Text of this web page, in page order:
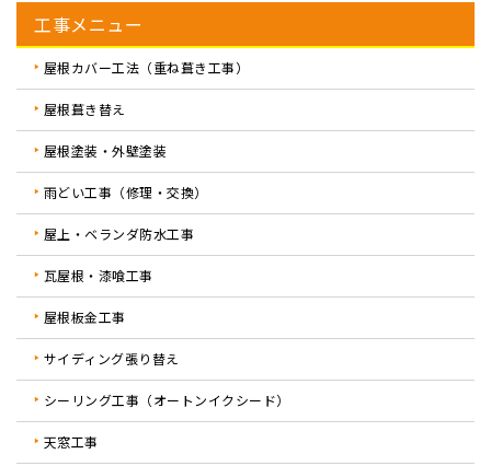
工事メニュー
屋根カバー工法（重ね葺き工事）
屋根葺き替え
屋根塗装・外壁塗装
雨どい工事（修理・交換）
屋上・ベランダ防水工事
瓦屋根・漆喰工事
屋根板金工事
サイディング張り替え
シーリング工事（オートンイクシード）
天窓工事